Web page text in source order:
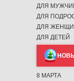
ДЛЯ
ДЛЯ
ДЛЯ
ДЛЯ ДЕТЕЙ
8 МАРТА